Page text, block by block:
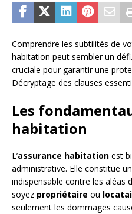
Comprendre les subtilités de
habitation peut sembler un
cruciale pour garantir une
Décryptage des clauses
Les
habitation
L’assurance habitation est
administrative. Elle constitue un
indispensable contre les aléas
soyez propriétaire ou
seulement les dommages